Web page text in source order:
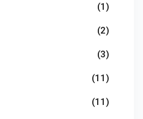
(1)
(2)
(3)
(11)
(11)